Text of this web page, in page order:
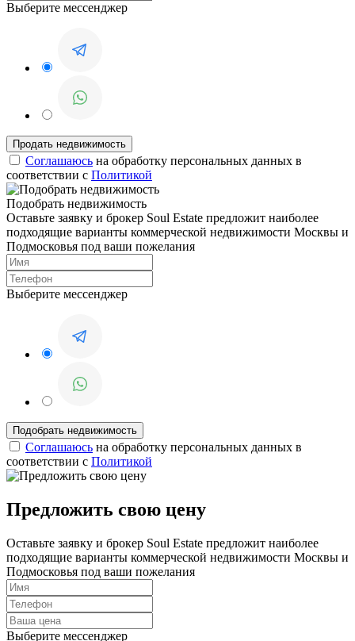
Выберите мессенджер
Соглашаюсь на обработку персональных данных в
соответствии с Политикой
Подобрать недвижимость
Оставьте заявку и брокер Soul Estate предложит наиболее
подходящие варианты коммерческой недвижимости Москвы и
Подмосковья под ваши пожелания
Выберите мессенджер
Соглашаюсь на обработку персональных данных в
соответствии с Политикой
Предложить свою цену
Оставьте заявку и брокер Soul Estate предложит наиболее
подходящие варианты коммерческой недвижимости Москвы и
Подмосковья под ваши пожелания
Выберите мессенджер